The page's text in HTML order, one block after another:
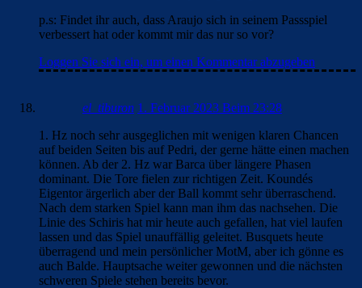
p.s: Findet ihr auch, dass Araujo sich in seinem Passspiel
verbessert hat oder kommt mir das nur so vor?
Loggen Sie sich ein, um einen Kommentar abzugeben
el_tiburon 1. Februar 2023 Beim 23:28
1. Hz noch sehr ausgeglichen mit wenigen klaren Chancen
auf beiden Seiten bis auf Pedri, der gerne hätte einen machen
können. Ab der 2. Hz war Barca über längere Phasen
dominant. Die Tore fielen zur richtigen Zeit. Koundés
Eigentor ärgerlich aber der Ball kommt sehr überraschend.
Nach dem starken Spiel kann man ihm das nachsehen. Die
Linie des Schiris hat mir heute auch gefallen, hat viel laufen
lassen und das Spiel unauffällig geleitet. Busquets heute
überragend und mein persönlicher MotM, aber ich gönne es
auch Balde. Hauptsache weiter gewonnen und die nächsten
schweren Spiele stehen bereits bevor.